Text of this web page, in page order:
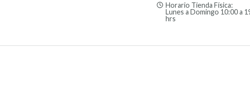
Horario Tienda Física:
Lunes a Domingo 10:00 a
hrs